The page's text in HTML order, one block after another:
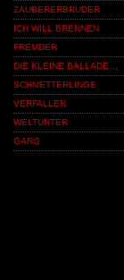
ZAUBERERBRUDER
ICH WILL BRENNEN
FREMDER
DIE KLEINE BALLADE…
SCHMETTERLINGE
VERFALLEN
WELTUNTER
GARG